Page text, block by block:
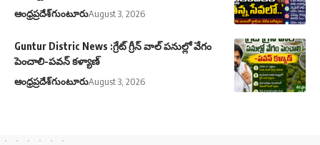
ఆంధ్రప్రదేశ్గుంటూరుAugust 3, 2026
Guntur Distric News :గ్రేట్ గ్రీన్ వాల్ పనుల్లో వేగం
పెంచాలి-పవన్ కళ్యాణ్
ఆంధ్రప్రదేశ్గుంటూరుAugust 3, 2026